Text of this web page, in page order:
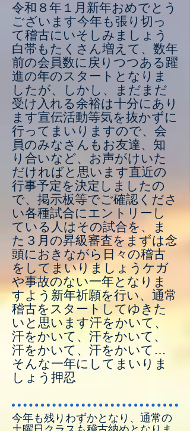
令和８年１月新年おめでとう
ございます今年も張り切っ
て稽古にいそしみましょう
白帯もたくさん増えて、数年
前の会員数に戻りつつある躍
進の年のスタートとなりま
したが、しかし、まだまだ
受け入れる余裕は十分にあり
ます宣伝活動等気を抜かずに
行ってまいりますので、会
員のみなさんもお友達、知
り合いなど、お声がけいた
だければと思います直近の
行事予定を決定しましたの
で、掲示板等でご確認くださ
い各種試合にエントリーし
ている人はその試合を、ま
た３月の昇級審査をまずは念
頭におきながら日々の稽古
をしてまいりましょうケガ
や事故のない一年となりま
すよう新年祈願を行い、通常
稽古をスタートしてゆきた
いと思います汗をかいて、
汗をかいて、汗をかいて、
汗をかいて、汗をかいて…
そんな一年にしてまいりま
しょう押忍
今年も残りわずかとなり、通常の